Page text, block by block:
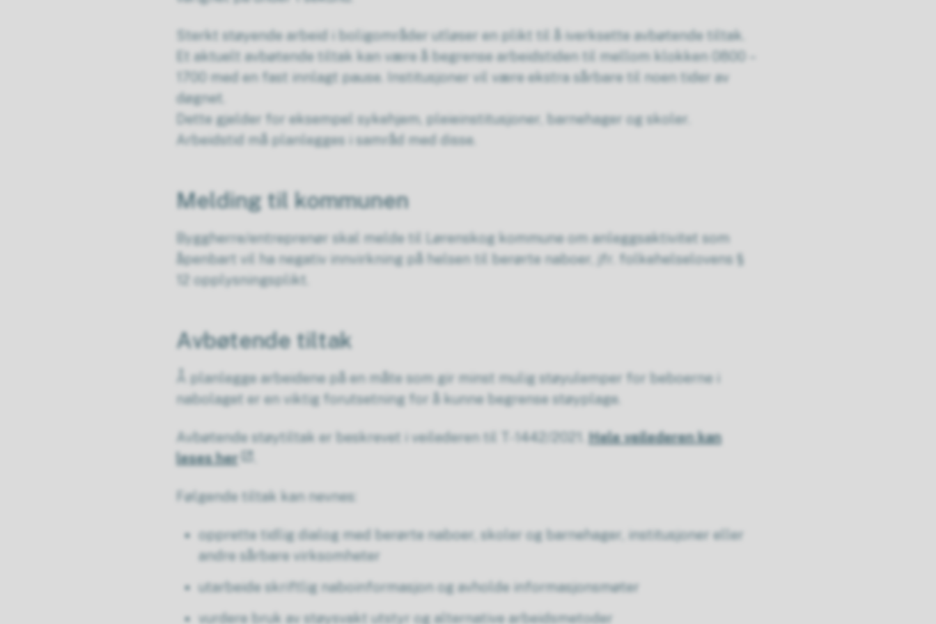
Sterkt støyende arbeid i boligområder utløser en plikt til å iverksette avbøtende tiltak.
Et aktuelt avbøtende tiltak kan være å begrense arbeidstiden til mellom klokken 0800 –
1700 med en fast innlagt pause. Institusjoner vil være ekstra sårbare til noen tider av
døgnet.
Dette gjelder for eksempel sykehjem, pleieinstitusjoner, barnehager og skoler.
Arbeidstid må planlegges i samråd med disse.
Melding til kommunen
Byggherre/entreprenør skal melde til Lørenskog kommune om anleggsaktivitet som
åpenbart vil ha negativ innvirkning på helsen til berørte naboer, jfr. folkehelselovens §
12 opplysningsplikt.
Avbøtende tiltak
Å planlegge arbeidene på en måte som gir minst mulig støyulemper for beboerne i
nabolaget er en viktig forutsetning for å kunne begrense støyplage.
Avbøtende støytiltak er beskrevet i veilederen til T-1442/2021. Hele veilederen kan
leses her
Følgende tiltak kan nevnes:
opprette tidlig dialog med berørte naboer, skoler og barnehager, institusjoner eller
andre sårbare virksomheter
utarbeide skriftlig naboinformasjon og avholde informasjonsmøter
vurdere bruk av støysvakt utstyr og alternative arbeidsmetoder